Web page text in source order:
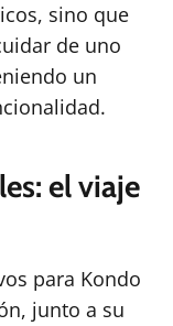
sino que
de uno
un
el viaje
para Kondo
junto a su